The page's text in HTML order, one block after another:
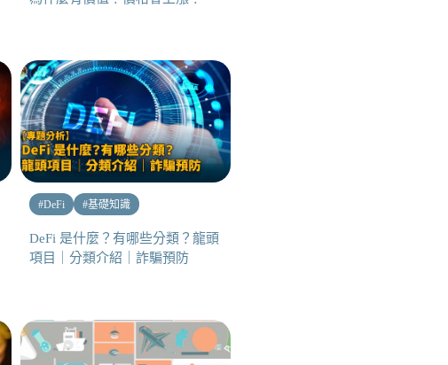
#DeFi #基礎知識
DeFi 是什麼？有哪些分類？龍頭
項目｜分類介紹｜詐騙預防